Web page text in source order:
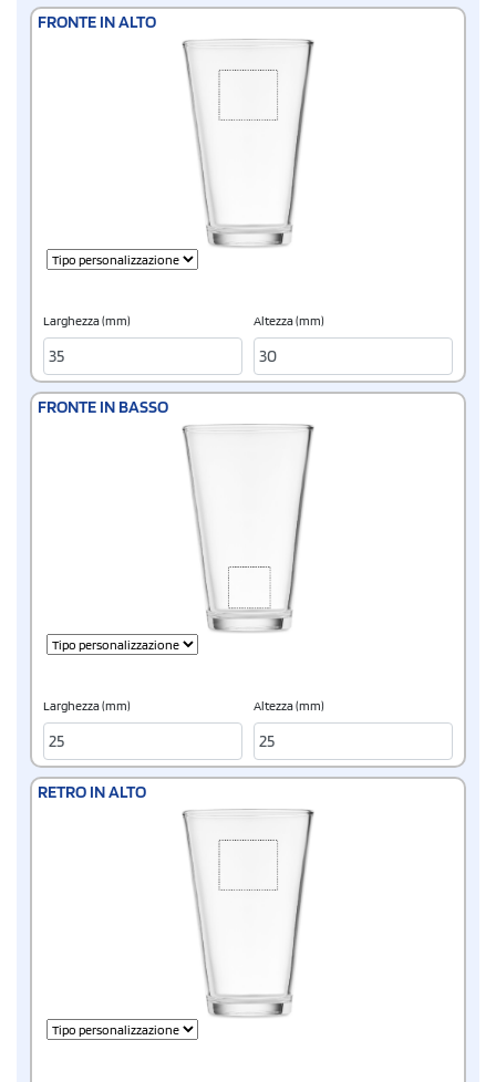
FRONTE IN ALTO
Larghezza (mm) Altezza (mm)
FRONTE IN BASSO
Larghezza (mm) Altezza (mm)
RETRO IN ALTO